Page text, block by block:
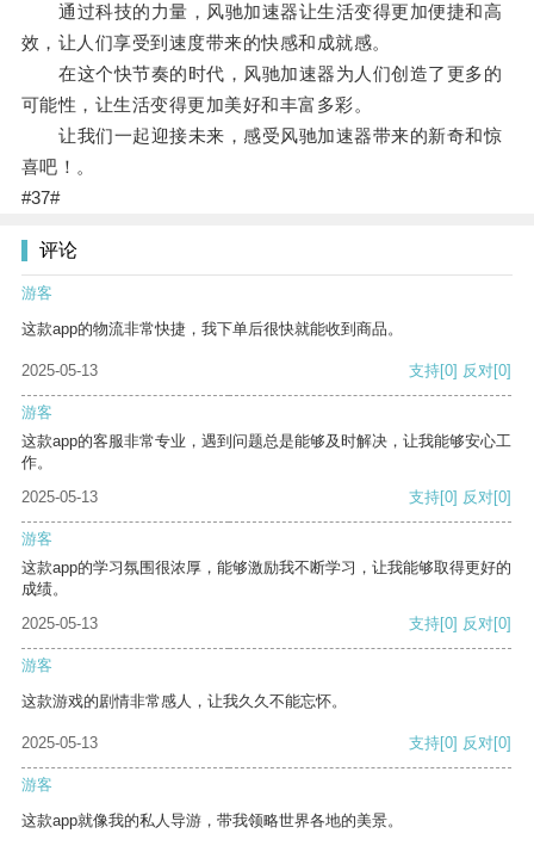
通过科技的力量，风驰加速器让生活变得更加便捷和高
效，让人们享受到速度带来的快感和成就感。
在这个快节奏的时代，风驰加速器为人们创造了更多的
可能性，让生活变得更加美好和丰富多彩。
让我们一起迎接未来，感受风驰加速器带来的新奇和惊
喜吧！。
#37#
评论
游客
这款app的物流非常快捷，我下单后很快就能收到商品。
2025-05-13 支持[0] 反对[0]
游客
这款app的客服非常专业，遇到问题总是能够及时解决，让我能够安心工
作。
2025-05-13
支持[0] 反对[0]
游客
这款app的学习氛围很浓厚，能够激励我不断学习，让我能够取得更好的
成绩。
2025-05-13
支持[0] 反对[0]
游客
这款游戏的剧情非常感人，让我久久不能忘怀。
2025-05-13 支持[0] 反对[0]
游客
这款app就像我的私人导游，带我领略世界各地的美景。